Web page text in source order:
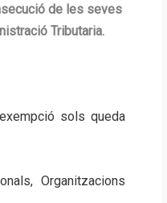
de les seves
Tributaria.
sols queda
Organitzacions